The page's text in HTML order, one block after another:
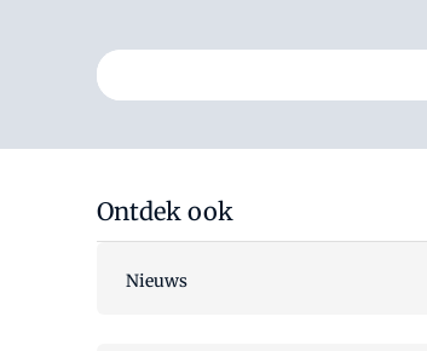
Stel hier je vraag
Ontdek ook
Nieuws